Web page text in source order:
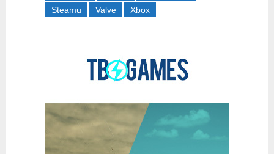
Steamu
Valve Xbox